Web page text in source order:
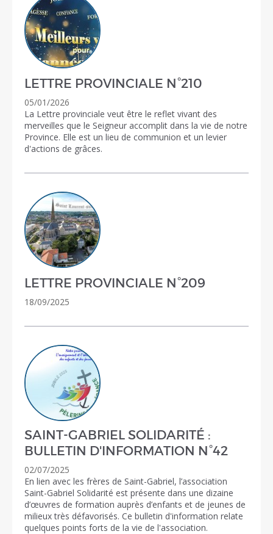
LETTRE PROVINCIALE N°210
05/01/2026
La Lettre provinciale veut être le reflet vivant des
merveilles que le Seigneur accomplit dans la vie de notre
Province. Elle est un lieu de communion et un levier
d'actions de grâces.
LETTRE PROVINCIALE N°209
18/09/2025
SAINT-GABRIEL SOLIDARITÉ :
BULLETIN D'INFORMATION N°42
02/07/2025
En lien avec les frères de Saint-Gabriel, l’association
Saint-Gabriel Solidarité est présente dans une dizaine
d’œuvres de formation auprès d’enfants et de jeunes de
milieux très défavorisés. Ce bulletin d'information relate
quelques points forts de la vie de l'association.